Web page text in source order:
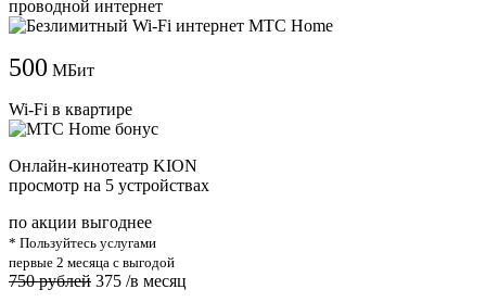
проводной интернет
500 МБит
Wi-Fi в квартире
Онлайн-кинотеатр KION
просмотр на 5 устройствах
по акции выгоднее
* Пользуйтесь услугами
первые 2 месяца с выгодой
750 рублей 375 /в месяц